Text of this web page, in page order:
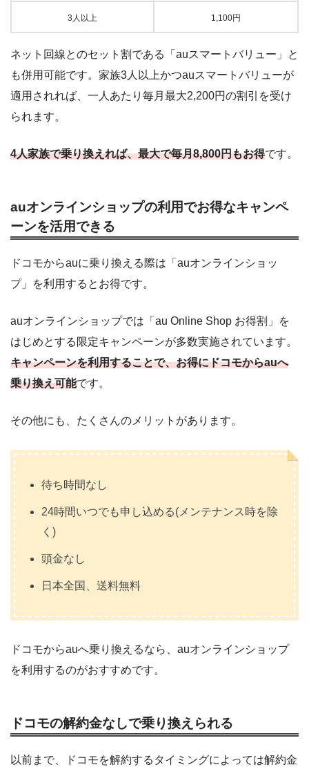
3人以上 1,100円
ネット回線とのセット割である「auスマートバリュー」と
も併用可能です。家族3人以上かつauスマートバリューが
適用されれば、一人あたり毎月最大2,200円の割引を受け
られます。
4人家族で乗り換えれば、最大で毎月8,800円もお得です。
auオンラインショップの利用でお得なキャンペ
ーンを活用できる
ドコモからauに乗り換える際は「auオンラインショッ
プ」を利用するとお得です。
auオンラインショップでは「au Online Shop お得割」を
はじめとする限定キャンペーンが多数実施されています。
キャンペーンを利用することで、お得にドコモからauへ
乗り換え可能です。
その他にも、たくさんのメリットがあります。
待ち時間なし
24時間いつでも申し込める(メンテナンス時を除
く)
頭金なし
日本全国、送料無料
ドコモからauへ乗り換えるなら、auオンラインショップ
を利用するのがおすすめです。
ドコモの解約金なしで乗り換えられる
以前まで、ドコモを解約するタイミングによっては解約金